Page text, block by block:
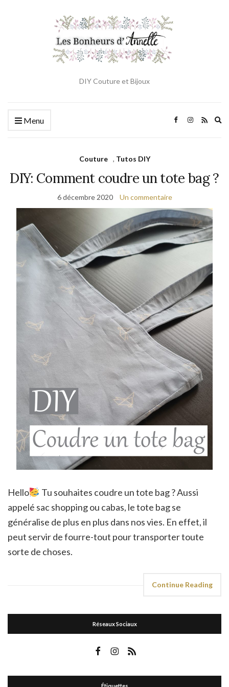
DIY Couture et Bijoux
Menu
Couture , Tutos DIY
DIY: Comment coudre un tote bag ?
6 décembre 2020 Un commentaire
Hello
Tu souhaites coudre un tote bag ? Aussi
appelé sac shopping ou cabas, le tote bag se
généralise de plus en plus dans nos vies. En effet, il
peut servir de fourre-tout pour transporter toute
sorte de choses.
Continue Reading
Réseaux Sociaux